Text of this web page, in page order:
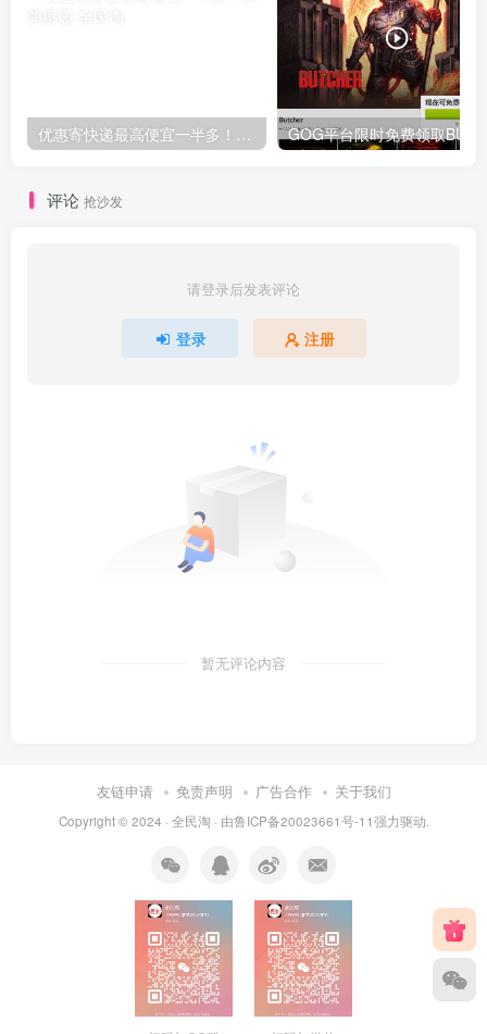
优惠寄快递最高便宜一半多！白鸽惠递
评论 抢沙发
请登录后发表评论
登录 注册
暂无评论内容
友链申请 免责声明 广告合作 关于我们
Copyright © 2024 · 全民淘 · 由鲁ICP备20023661号-11强力驱动.